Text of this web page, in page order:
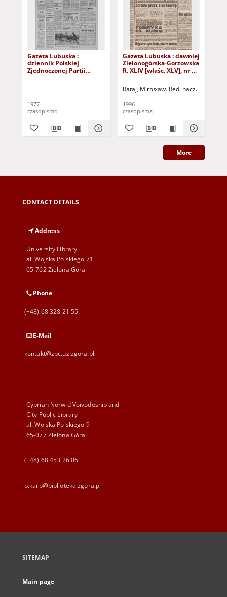
Gazeta Lubuska :
dziennik Polskiej
Zjednoczonej Partii
1977
czasopismo
Gazeta Lubuska : dawniej
Zielonogórska-Gorzowska
R. XLIV [właśc. XLV], nr 52
Rataj, Mirosław. Red. nacz.
1996
czasopisma
More
CONTACT DETAILS
Address
University Library
al. Wojska Polskiego 71
65-762 Zielona Góra
Phone
(+48) 68 328 21 55
E-Mail
kontakt@zbc.uz.zgora.pl
Cyprian Norwid Voivodeship and
City Public Library
al. Wojska Polskiego 9
65-077 Zielona Góra
(+48) 68 453 26 06
p.karp@biblioteka.zgora.pl
SITEMAP
Main page